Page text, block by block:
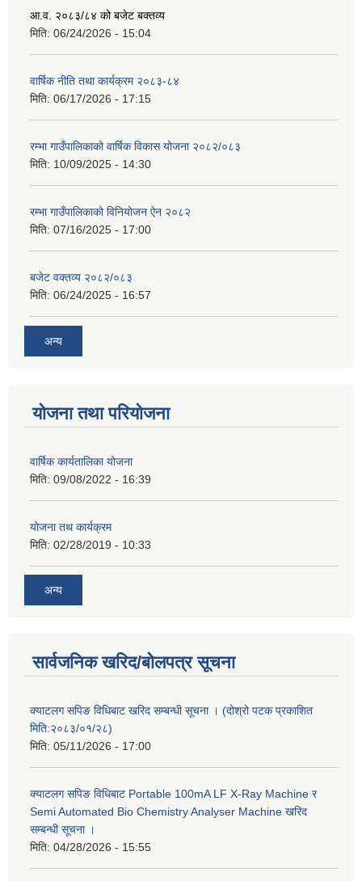
आ.व. २०८३/८४ को बजेट बक्तव्य
मिति: 06/24/2026 - 15:04
वार्षिक नीति तथा कार्यक्रम २०८३-८४
मिति: 06/17/2026 - 17:15
रम्भा गाउँपालिकाको वार्षिक विकास योजना २०८२/०८३
मिति: 10/09/2025 - 14:30
रम्भा गाउँपालिकाको विनियोजन ऐन २०८२
मिति: 07/16/2025 - 17:00
बजेट वक्तव्य २०८२/०८३
मिति: 06/24/2025 - 16:57
अन्य
योजना तथा परियोजना
वार्षिक कार्यतालिका योजना
मिति: 09/08/2022 - 16:39
योजना तथ कार्यक्रम
मिति: 02/28/2019 - 10:33
अन्य
सार्वजनिक खरिद/बोलपत्र सूचना
क्याटलग सपिङ विधिबाट खरिद सम्बन्धी सूचना । (दोश्रो पटक प्रकाशित
मिति:२०८३/०१/२८)
मिति: 05/11/2026 - 17:00
क्याटलग सपिङ विधिबाट Portable 100mA LF X-Ray Machine र
Semi Automated Bio Chemistry Analyser Machine खरिद
सम्बन्धी सूचना ।
मिति: 04/28/2026 - 15:55